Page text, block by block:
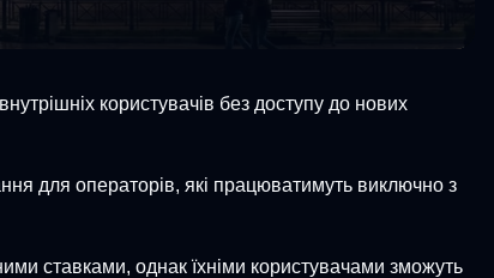
користувачів без доступу до нових
для операторів, які працюватимуть виключно з
ставками, однак їхніми користувачами зможуть